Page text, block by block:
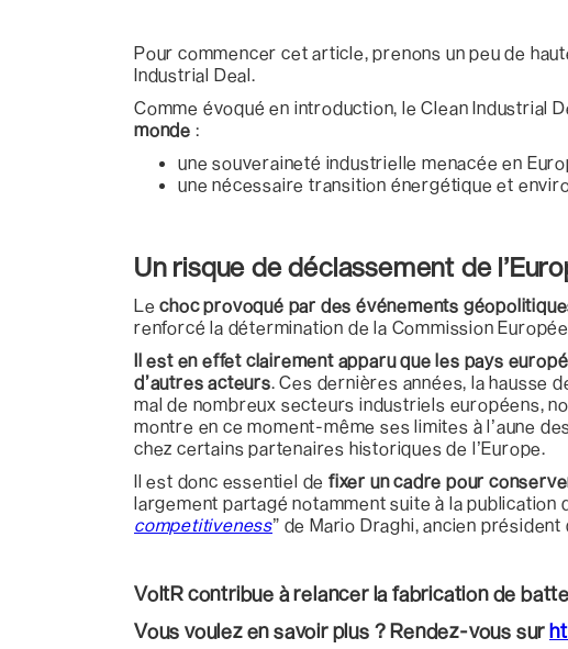
Pour commencer cet article, prenons un peu de
Industrial Deal.
Comme évoqué en introduction, le Clean Industrial
monde :
une souveraineté industrielle menacée en
une nécessaire transition énergétique et
Un risque de déclassement de
Lechoc provoqué par des événements
renforcé la détermination de la Commission
Il est en effet clairement apparu que les pays
d’autres acteurs . Ces dernières années, la
mal de nombreux secteurs industriels européens,
montre en ce moment-même ses limites à l’aune
chez certains partenaires historiques de l’Europe.
Il est donc essentiel de fixer un cadre pour
largement partagé notamment suite à la
competitiveness” de Mario Draghi, ancien
VoltR contribue à relancer la fabrication de
Vous voulez en savoir plus ? Rendez-vous sur